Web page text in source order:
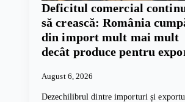
Deficitul comercial
să crească: România
din import mult mai mult
decât produce pentru
August 6, 2026
Dezechilibrul dintre importuri și